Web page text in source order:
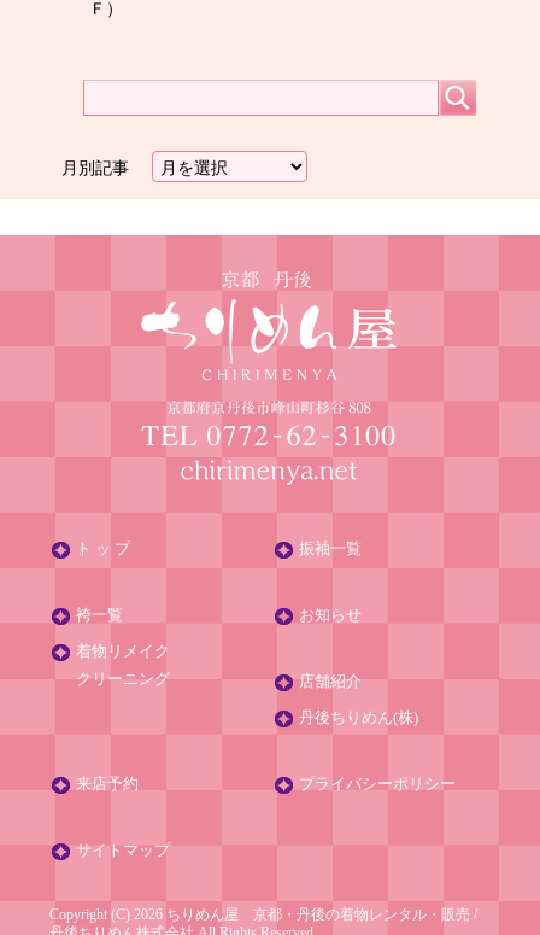
Ｆ）
月別記事
ト ッ プ 振袖一覧
袴一覧
着物リメイク
クリーニング
お知らせ
店舗紹介
丹後ちりめん(株)
来店予約 プライバシーポリシー
サイトマップ
Copyright (C) 2026 ちりめん屋 京都・丹後の着物レンタル・販売 /